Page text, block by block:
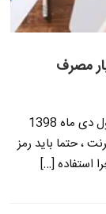
مصرف
رمز دوم پویا رو باید فعال کنید ، دیگه راه نداره ! از اول دی ماه 1398
، حتما باید رمز
استفاده […]